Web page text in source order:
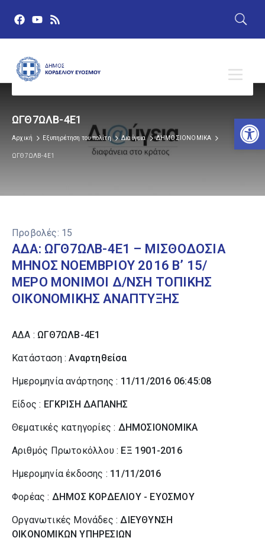
ΩΓΘ7ΩΛΒ-4Ε1
Αρχική Εξυπηρέτηση του πολίτη Διαύγεια ΔΗΜΟΣΙΟΝΟΜΙΚΑ
ΩΓΘ7ΩΛΒ-4Ε1
Προβολές: 15
ΑΔΑ: ΩΓΘ7ΩΛΒ-4Ε1 – ΜΙΣΘΟΔΟΣΙΑ
ΜΗΝΟΣ ΝΟΕΜΒΡΙΟΥ 2016 Β’ 15/
ΜΕΡΟ ΜΟΝΙΜΟΙ Δ/ΝΣΗ ΤΟΠΙΚΗΣ
ΟΙΚΟΝΟΜΙΚΗΣ ΑΝΑΠΤΥΞΗΣ
ΑΔΑ : ΩΓΘ7ΩΛΒ-4Ε1
Κατάσταση :Αναρτηθείσα
Ημερομηνία ανάρτησης : 11/11/2016 06:45:08
Είδος : ΕΓΚΡΙΣΗ ΔΑΠΑΝΗΣ
Θεματικές κατηγορίες : ΔΗΜΟΣΙΟΝΟΜΙΚΑ
Αριθμός Πρωτοκόλλου : ΕΞ 1901-2016
Ημερομηνία έκδοσης : 11/11/2016
Φορέας : ΔΗΜΟΣ ΚΟΡΔΕΛΙΟΥ - ΕΥΟΣΜΟΥ
Οργανωτικές Μονάδες :ΔΙΕΥΘΥΝΣΗ
ΟΙΚΟΝΟΜΙΚΩΝ ΥΠΗΡΕΣΙΩΝ